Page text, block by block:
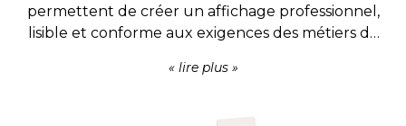
permettent de créer un affichage professionnel,
lisible et conforme aux exigences des métiers de
rubans, cartes PVC et consommables associés
prix et de la traçabilité. Adaptées aux commerces